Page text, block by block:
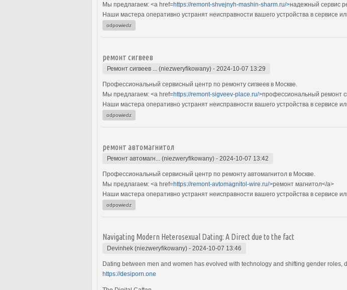
Мы предлагаем: <a href=https://remont-shvejnyh-mashin-sharm.ru/>надежный сервис
Наши мастера оперативно устранят неисправности вашего устройства в сервисе
odpowiedz
ремонт сигвеев
Ремонт сигвеев ... (niezweryfikowany) - 2024-10-07 13:29
Профессиональный сервисный центр по ремонту сигвеев в Москве.
Мы предлагаем: <a href=https://remont-sigveev-place.ru/>профессиональный ремонт
Наши мастера оперативно устранят неисправности вашего устройства в сервисе
odpowiedz
ремонт автомагнитол
Ремонт автомагн... (niezweryfikowany) - 2024-10-07 13:42
Профессиональный сервисный центр по ремонту автомагнитол в Москве.
Мы предлагаем: <a href=https://remont-avtomagnitol-wire.ru/>ремонт магнитол</a>
Наши мастера оперативно устранят неисправности вашего устройства в сервисе
odpowiedz
Navigating Modern Heterosexual Dating: A Direct due to the fact
Devinhek (niezweryfikowany) - 2024-10-07 13:46
Dating between men and women has evolved with technology and shifting gender roles,
https://desiporn.one